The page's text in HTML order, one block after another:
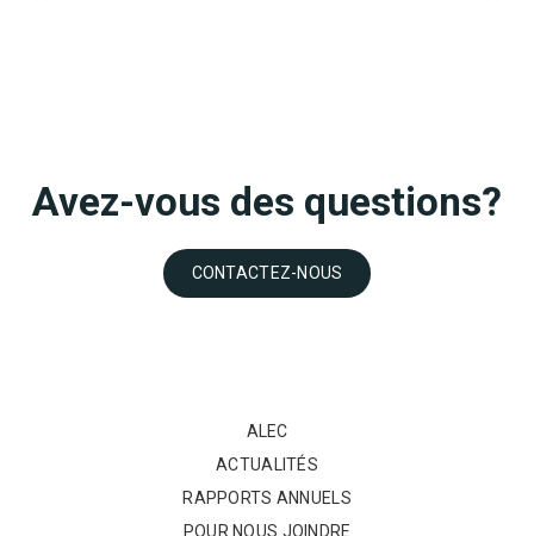
Avez-vous des questions?
CONTACTEZ-NOUS
ALEC
ACTUALITÉS
RAPPORTS ANNUELS
POUR NOUS JOINDRE